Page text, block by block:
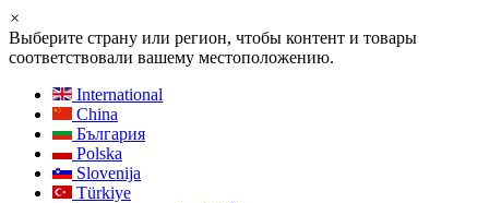
×
Выберите страну или регион, чтобы контент и товары
соответствовали вашему местоположению.
International
China
България
Polska
Slovenija
Türkiye